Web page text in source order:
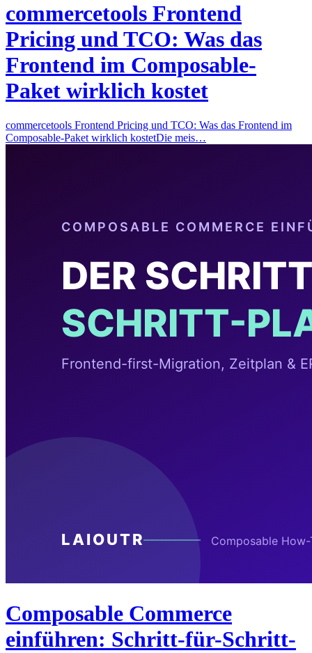
commercetools Frontend
Pricing und TCO: Was das
Frontend im Composable-
Paket wirklich kostet
commercetools Frontend Pricing und TCO: Was das Frontend im
Composable-Paket wirklich kostetDie meis…
Composable Commerce
einführen: Schritt-für-Schritt-